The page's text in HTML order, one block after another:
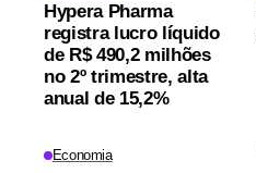
Hypera Pharma
registra lucro líquido
de R$ 490,2 milhões
no 2º trimestre, alta
anual de 15,2%
Economia